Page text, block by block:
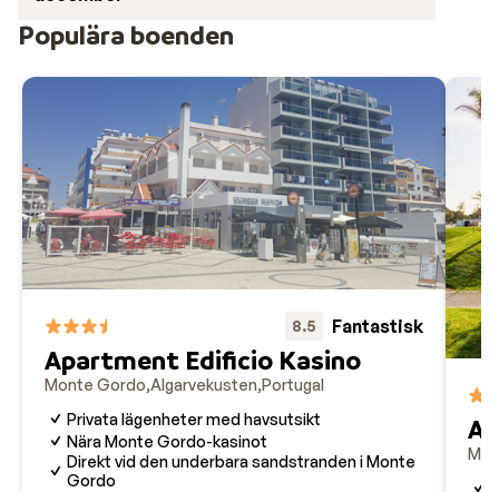
Populära boenden
8.5 Fantastisk
Apartment Edificio Kasino
Monte Gordo Algarvekusten Portugal
Privata lägenheter med havsutsikt
Nära Monte Gordo-kasinot
Direkt vid den underbara sandstranden i Monte
Gordo